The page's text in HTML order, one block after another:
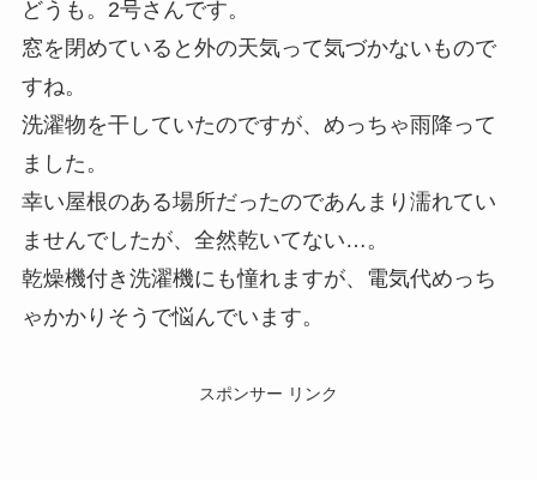
どうも。2号さんです。
窓を閉めていると外の天気って気づかないもので
すね。
洗濯物を干していたのですが、めっちゃ雨降って
ました。
幸い屋根のある場所だったのであんまり濡れてい
ませんでしたが、全然乾いてない…。
乾燥機付き洗濯機にも憧れますが、電気代めっち
ゃかかりそうで悩んでいます。
スポンサー リンク